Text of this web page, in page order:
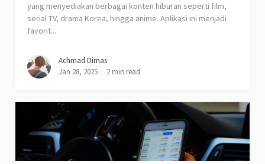
yang menyediakan berbagai konten hiburan seperti film,
serial TV, drama Korea, hingga anime. Aplikasi ini menjadi
favorit...
Achmad Dimas
Jan 28, 2025
2 min read